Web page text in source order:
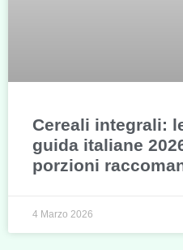
Cereali integrali:
guida italiane
porzioni
4 Marzo 2026